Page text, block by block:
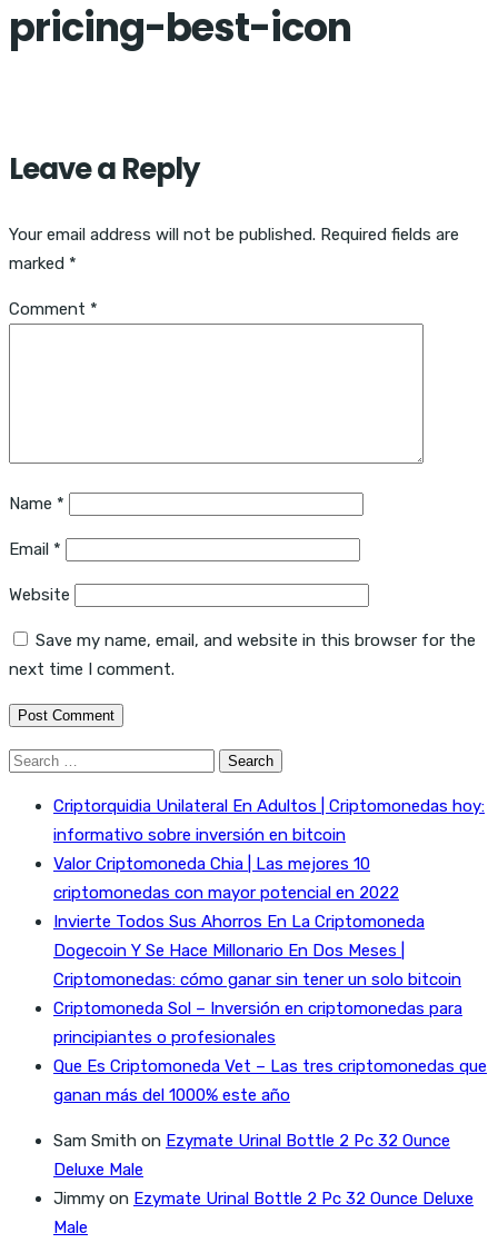
pricing-best-icon
Leave a Reply
Your email address will not be published. Required fields are
marked *
Comment *
Name *
Email *
Website
Save my name, email, and website in this browser for the
next time I comment.
Search
Criptorquidia Unilateral En Adultos | Criptomonedas hoy:
informativo sobre inversión en bitcoin
Valor Criptomoneda Chia | Las mejores 10
criptomonedas con mayor potencial en 2022
Invierte Todos Sus Ahorros En La Criptomoneda
Dogecoin Y Se Hace Millonario En Dos Meses |
Criptomonedas: cómo ganar sin tener un solo bitcoin
Criptomoneda Sol – Inversión en criptomonedas para
principiantes o profesionales
Que Es Criptomoneda Vet – Las tres criptomonedas que
ganan más del 1000% este año
Sam Smith on Ezymate Urinal Bottle 2 Pc 32 Ounce
Deluxe Male
Jimmy on Ezymate Urinal Bottle 2 Pc 32 Ounce Deluxe
Male